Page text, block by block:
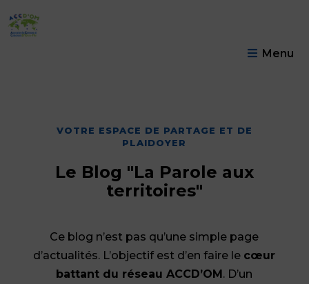
Menu
VOTRE ESPACE DE PARTAGE ET DE
PLAIDOYER
Le Blog "La Parole aux
territoires"
Ce blog n’est pas qu’une simple page
d’actualités. L’objectif est d’en faire le cœur
battant du réseau ACCD’OM. D’un